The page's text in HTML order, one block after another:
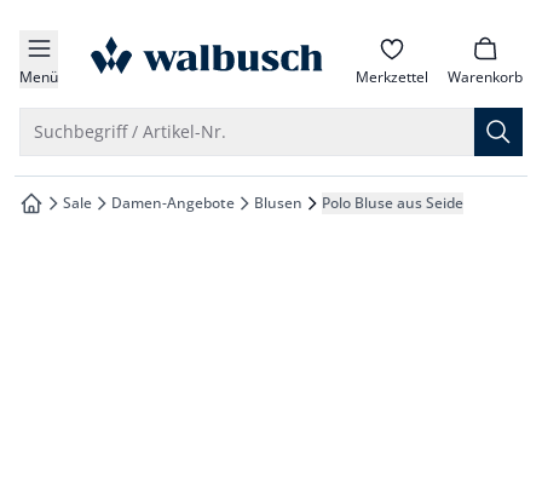
springen
springen
springen
springen
Menü zur Startseite Merkzettel Warenkorb
Suchbegriff / Artikel-Nr.
zur Startseite
Sale Damen-Angebote Blusen Polo Bluse aus Seide